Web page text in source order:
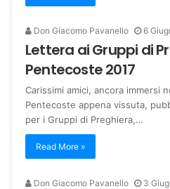
Don Giacomo Pavanello 6
Lettera ai Gruppi di
Pentecoste 2017
Carissimi amici, ancora immersi
Pentecoste appena vissuta,
per i Gruppi di Preghiera,…
Read More »
Don Giacomo Pavanello 3